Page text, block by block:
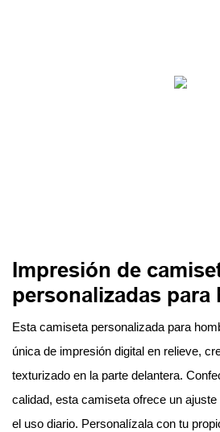
Impresión de
personalizadas para
Esta camiseta personalizada para
única de impresión digital en relieve,
texturizado en la parte delantera.
calidad, esta camiseta ofrece un
el uso diario. Personalízala con tu